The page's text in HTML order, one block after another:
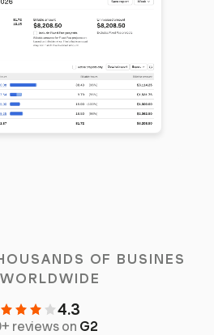
OF BUSINES
4.3
reviews on G2